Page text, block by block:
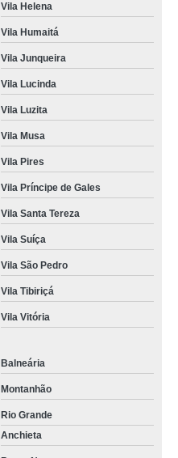
Vila Helena
Vila Humaitá
Vila Junqueira
Vila Lucinda
Vila Luzita
Vila Musa
Vila Pires
Vila Príncipe de Gales
Vila Santa Tereza
Vila Suíça
Vila São Pedro
Vila Tibiriçá
Vila Vitória
Balneária
Montanhão
Rio Grande
Anchieta